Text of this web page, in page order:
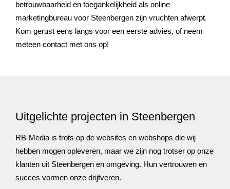
betrouwbaarheid en toegankelijkheid als online
marketingbureau voor Steenbergen zijn vruchten afwerpt.
Kom gerust eens langs voor een eerste advies, of neem
meteen contact met ons op!
Uitgelichte projecten in Steenbergen
RB-Media is trots op de websites en webshops die wij
hebben mogen opleveren, maar we zijn nog trotser op onze
klanten uit Steenbergen en omgeving. Hun vertrouwen en
succes vormen onze drijfveren.